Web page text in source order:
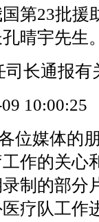
第23批援
晴宇先生。
长通报有
10:00:25
位媒体的
作的关心
制的部分
疗队工作